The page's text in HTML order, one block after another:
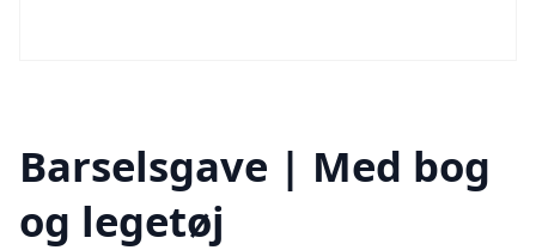
Barselsgave | Med bog
og legetøj